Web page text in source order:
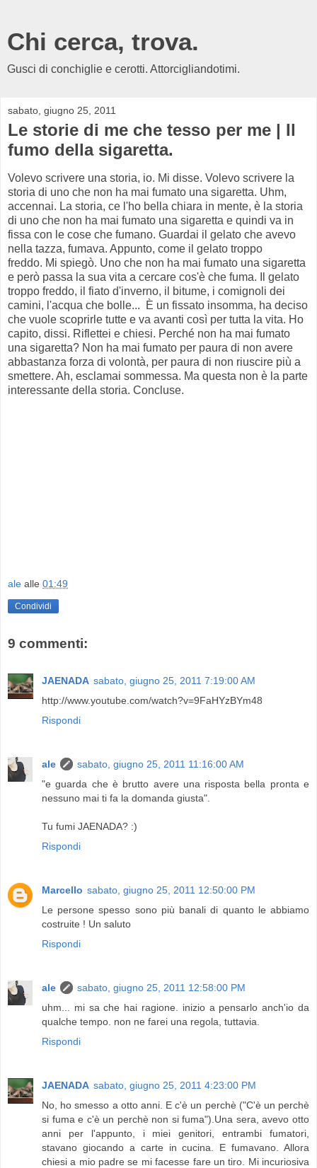
Chi cerca, trova.
Gusci di conchiglie e cerotti. Attorcigliandotimi.
sabato, giugno 25, 2011
Le storie di me che tesso per me | Il
fumo della sigaretta.
Volevo scrivere una storia, io. Mi disse. Volevo scrivere la
storia di uno che non ha mai fumato una sigaretta. Uhm,
accennai. La storia, ce l'ho bella chiara in mente, è la storia
di uno che non ha mai fumato una sigaretta e quindi va in
fissa con le cose che fumano. Guardai il gelato che avevo
nella tazza, fumava. Appunto, come il gelato troppo
freddo. Mi spiegò. Uno che non ha mai fumato una sigaretta
e però passa la sua vita a cercare cos'è che fuma. Il gelato
troppo freddo, il fiato d'inverno, il bitume, i comignoli dei
camini, l'acqua che bolle... È un fissato insomma, ha deciso
che vuole scoprirle tutte e va avanti così per tutta la vita. Ho
capito, dissi. Riflettei e chiesi. Perché non ha mai fumato
una sigaretta? Non ha mai fumato per paura di non avere
abbastanza forza di volontà, per paura di non riuscire più a
smettere. Ah, esclamai sommessa. Ma questa non è la parte
interessante della storia. Concluse.
ale alle 01:49
Condividi
9 commenti:
JAENADA sabato, giugno 25, 2011 7:19:00 AM
http://www.youtube.com/watch?v=9FaHYzBYm48
Rispondi
ale
sabato, giugno 25, 2011 11:16:00 AM
"e guarda che è brutto avere una risposta bella pronta e
nessuno mai ti fa la domanda giusta".
Tu fumi JAENADA? :)
Rispondi
Marcello sabato, giugno 25, 2011 12:50:00 PM
Le persone spesso sono più banali di quanto le abbiamo
costruite ! Un saluto
Rispondi
ale
sabato, giugno 25, 2011 12:58:00 PM
uhm... mi sa che hai ragione. inizio a pensarlo anch'io da
qualche tempo. non ne farei una regola, tuttavia.
Rispondi
JAENADA sabato, giugno 25, 2011 4:23:00 PM
No, ho smesso a otto anni. E c'è un perchè ("C'è un perchè
si fuma e c'è un perchè non si fuma").Una sera, avevo otto
anni per l'appunto, i miei genitori, entrambi fumatori,
stavano giocando a carte in cucina. E fumavano. Allora
chiesi a mio padre se mi facesse fare un tiro. Mi incuriosiva